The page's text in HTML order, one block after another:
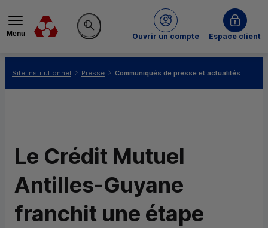
Menu
Rechercher sur le site
Ouvrir un compte
du Crédit MutuelEspace client
Site institutionnel Presse Communiqués de presse et actualités
Le Crédit Mutuel
Antilles-Guyane
franchit une étape